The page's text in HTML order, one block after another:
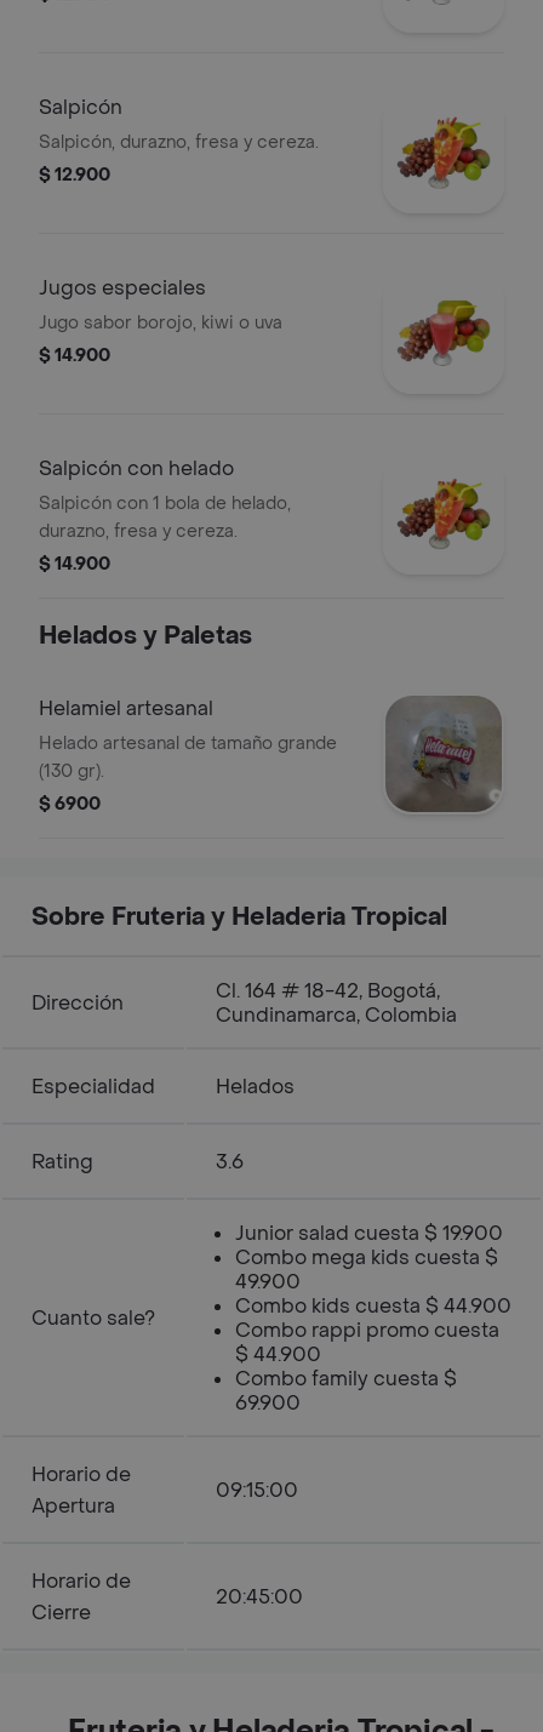
Salpicón
Salpicón, durazno, fresa y cereza.
$ 12.900
Jugos especiales
Jugo sabor borojo, kiwi o uva
$ 14.900
Salpicón con helado
Salpicón con 1 bola de helado,
durazno, fresa y cereza.
$ 14.900
Helados y Paletas
Helamiel artesanal
Helado artesanal de tamaño grande
(130 gr).
$ 6900
Sobre Fruteria y Heladeria Tropical
Dirección
Cl. 164 # 18-42, Bogotá,
Cundinamarca, Colombia
Especialidad Helados
Rating 3.6
Cuanto sale?
Junior salad cuesta $ 19.900
Combo mega kids cuesta $
49.900
Combo kids cuesta $ 44.900
Combo rappi promo cuesta
$ 44.900
Combo family cuesta $
69.900
Horario de
Apertura
09:15:00
Horario de
Cierre
20:45:00